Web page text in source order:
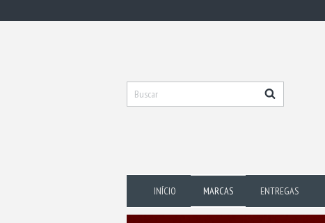
INÍCIO MARCAS ENTREGAS